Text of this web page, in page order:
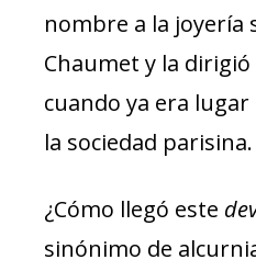
nombre a la joyería
Chaumet y la dirigió
cuando ya era
la sociedad parisina.
¿Cómo llegó este
sinónimo de